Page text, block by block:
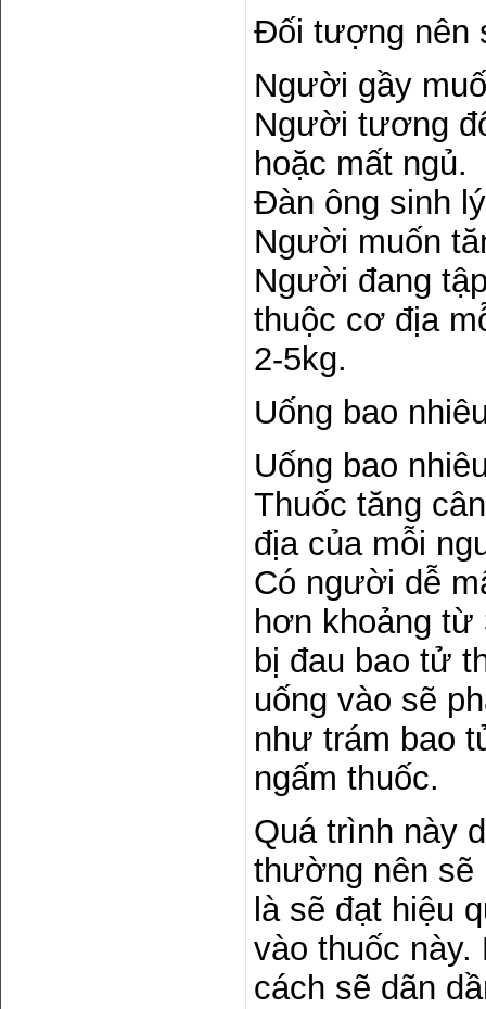
Đối tượng nên
Người gầy
Người tương
hoặc mất ngủ.
Đàn ông sinh
Người muốn
Người đang
thuộc cơ địa
2-5kg.
Uống bao
Uống bao
Thuốc tăng
địa của mỗi
Có người dễ
hơn khoảng
bị đau bao tử
uống vào sẽ
như trám bao
ngấm thuốc.
Quá trình này
thường nên sẽ
là sẽ đạt hiệu
vào thuốc này.
cách sẽ dãn